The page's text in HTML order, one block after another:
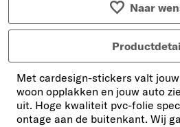
Naar
Met cardesign-stickers valt
woon opplakken en jouw auto
uit. Hoge kwaliteit pvc-folie
ontage aan de buitenkant. Wij